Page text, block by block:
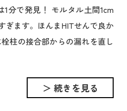
分で発見！ モルタル土間1cm
ぎます。ほんまHITせんで良か
柱の接合部からの漏れを直し
＞ 続きを見る